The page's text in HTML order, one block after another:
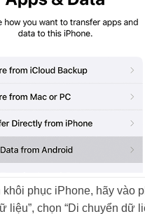
khôi phục iPhone, hãy vào
liệu”, chọn “Di chuyển dữ